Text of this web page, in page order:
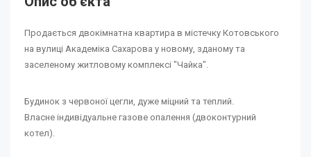
Продається двокімнатна квартира в містечку Котовського
на вулиці Академіка Сахарова у новому, зданому та
заселеному житловому комплексі "Чайка".
Будинок з червоної цегли, дуже міцний та теплий.
Власне індивідуальне газове опалення (двоконтурний
котел).